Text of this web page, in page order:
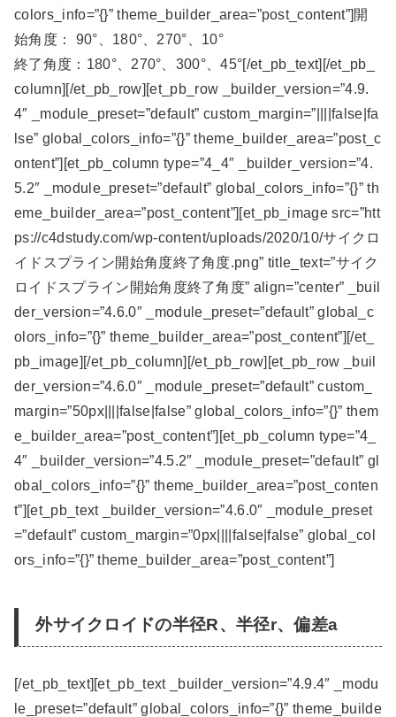
colors_info=”{}” theme_builder_area=”post_content”]開
始角度： 90°、180°、270°、10°
終了角度：180°、270°、300°、45°[/et_pb_text][/et_pb_
column][/et_pb_row][et_pb_row _builder_version=”4.9.
4″ _module_preset=”default” custom_margin=”||||false|fa
lse” global_colors_info=”{}” theme_builder_area=”post_c
ontent”][et_pb_column type=”4_4″ _builder_version=”4.
5.2″ _module_preset=”default” global_colors_info=”{}” th
eme_builder_area=”post_content”][et_pb_image src=”htt
ps://c4dstudy.com/wp-content/uploads/2020/10/サイクロ
イドスプライン開始角度終了角度.png” title_text=”サイク
ロイドスプライン開始角度終了角度” align=”center” _buil
der_version=”4.6.0″ _module_preset=”default” global_c
olors_info=”{}” theme_builder_area=”post_content”][/et_
pb_image][/et_pb_column][/et_pb_row][et_pb_row _buil
der_version=”4.6.0″ _module_preset=”default” custom_
margin=”50px||||false|false” global_colors_info=”{}” them
e_builder_area=”post_content”][et_pb_column type=”4_
4″ _builder_version=”4.5.2″ _module_preset=”default” gl
obal_colors_info=”{}” theme_builder_area=”post_conten
t”][et_pb_text _builder_version=”4.6.0″ _module_preset
=”default” custom_margin=”0px||||false|false” global_col
ors_info=”{}” theme_builder_area=”post_content”]
外サイクロイドの半径R、半径r、偏差a
[/et_pb_text][et_pb_text _builder_version=”4.9.4″ _modu
le_preset=”default” global_colors_info=”{}” theme_builde